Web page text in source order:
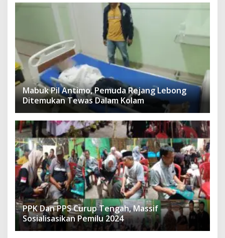
Mabuk Pil Antimo, Pemuda Rejang Lebong
Ditemukan Tewas Dalam Kolam
PPK Dan PPS Curup Tengah, Massif
Sosialisasikan Pemilu 2024